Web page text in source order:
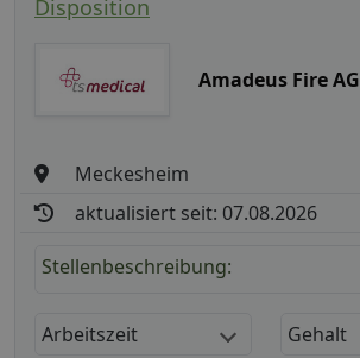
Disposition
Amadeus Fire AG
Meckesheim
aktualisiert seit: 07.08.2026
Stellenbeschreibung:
Arbeitszeit Gehalt